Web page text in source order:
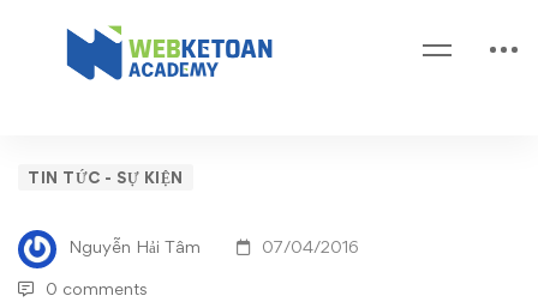
Phần
mềm
TIN TỨC - SỰ KIỆN
Nguyễn Hải Tâm 07/04/2016
0 comments